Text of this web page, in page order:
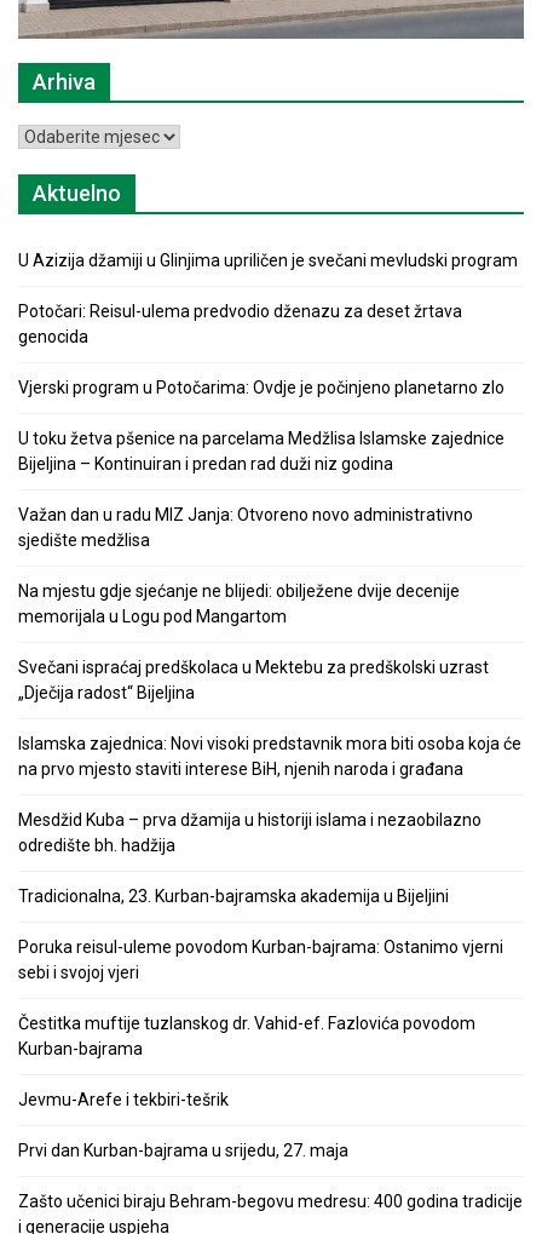
Arhiva
Arhiva
Aktuelno
U Azizija džamiji u Glinjima upriličen je svečani mevludski program
Potočari: Reisul-ulema predvodio dženazu za deset žrtava
genocida
Vjerski program u Potočarima: Ovdje je počinjeno planetarno zlo
U toku žetva pšenice na parcelama Medžlisa Islamske zajednice
Bijeljina – Kontinuiran i predan rad duži niz godina
Važan dan u radu MIZ Janja: Otvoreno novo administrativno
sjedište medžlisa
Na mjestu gdje sjećanje ne blijedi: obilježene dvije decenije
memorijala u Logu pod Mangartom
Svečani ispraćaj predškolaca u Mektebu za predškolski uzrast
„Dječija radost“ Bijeljina
Islamska zajednica: Novi visoki predstavnik mora biti osoba koja će
na prvo mjesto staviti interese BiH, njenih naroda i građana
Mesdžid Kuba – prva džamija u historiji islama i nezaobilazno
odredište bh. hadžija
Tradicionalna, 23. Kurban-bajramska akademija u Bijeljini
Poruka reisul-uleme povodom Kurban-bajrama: Ostanimo vjerni
sebi i svojoj vjeri
Čestitka muftije tuzlanskog dr. Vahid-ef. Fazlovića povodom
Kurban-bajrama
Jevmu-Arefe i tekbiri-tešrik
Prvi dan Kurban-bajrama u srijedu, 27. maja
Zašto učenici biraju Behram-begovu medresu: 400 godina tradicije
i generacije uspjeha